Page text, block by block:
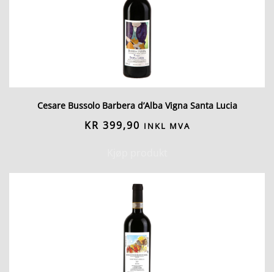
Cesare Bussolo Barbera d’Alba Vigna Santa Lucia
KR 399,90 INKL MVA